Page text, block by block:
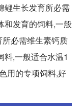
鲤生长发育所必需
和发育的饲料,一般
必需维生素钙质
料,一般适合水温1
用的专项饲料,好